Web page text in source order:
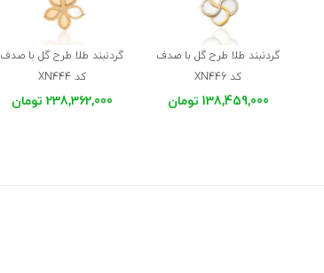
گردنبند طلا طرح گل با صدف
کد XN446
138,459,000 تومان
گردنبند طلا طرح گل با صدف
کد XN444
238,362,000 تومان